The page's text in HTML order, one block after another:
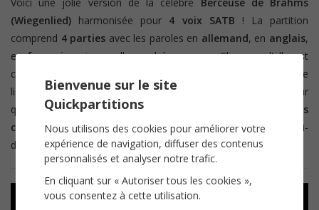
Voici une jolie version de la célèbre Berceuse de Brahms
(Wiegenlied) harmonisée pour 4 voix SATB ! La partition
comprend 4 parties avec les paroles en allemand, en anglais,
enfrançaispuis en allemand à nouveau. Chacune d'elle est
chantée sur une
. Pour une meilleure
lisibilité, nous avons pensé la mise en page de la
pour
que chaque couplet tienne sur une page. Les
paroles
complètessont sur une page séparée. Consultez la
ci-
dessous pour avoir une idée du rendu final !
Bienvenue sur le site
Quickpartitions
Nous utilisons des cookies pour améliorer votre
expérience de navigation, diffuser des contenus
personnalisés et analyser notre trafic.
En cliquant sur « Autoriser tous les cookies »,
vous consentez à cette utilisation.